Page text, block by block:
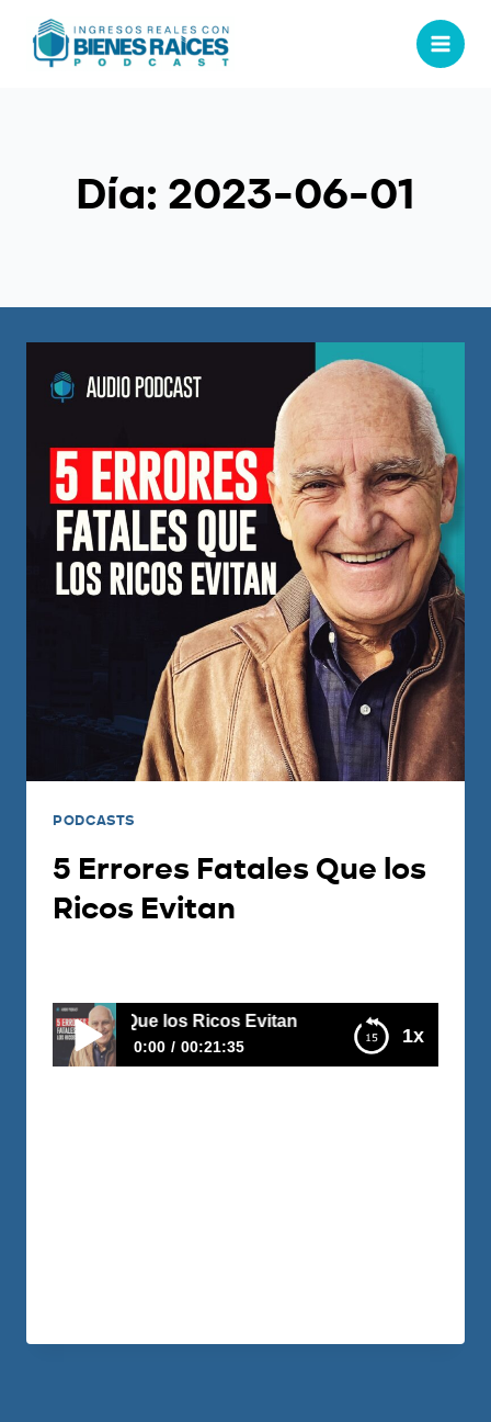
Día: 2023-06-01
PODCASTS
5 Errores Fatales Que los
Ricos Evitan
1x
Fatales Que los Ricos Evitan
0:00 00:21:35